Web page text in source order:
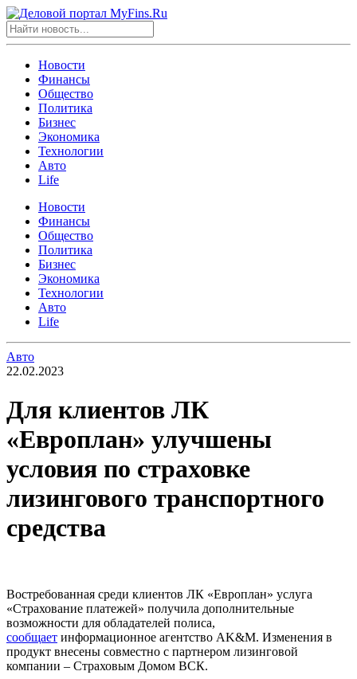
Новости
Финансы
Общество
Политика
Бизнес
Экономика
Технологии
Авто
Life
Новости
Финансы
Общество
Политика
Бизнес
Экономика
Технологии
Авто
Life
Авто
22.02.2023
Для клиентов ЛК
«Европлан» улучшены
условия по страховке
лизингового транспортного
средства
Востребованная среди клиентов ЛК «Европлан» услуга
«Страхование платежей» получила дополнительные
возможности для обладателей полиса,
сообщает информационное агентство AK&M. Изменения в
продукт внесены совместно с партнером лизинговой
компании – Страховым Домом ВСК.